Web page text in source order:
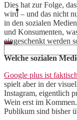
Geschäftskonto
Dies hat zur Folge,
wird – und das nicht
in den sozialen
und Konsumenten,
eingeschenkt werden
Welche sozialen
Google plus ist
spielt aber in der
Instagram, eigentlich
Wein erst im
Publikum sind bisher